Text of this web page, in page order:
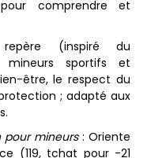
comprendre et
(inspiré du
mineurs sportifs et
être, le respect du
; adapté aux
pour mineurs: Oriente
(119, tchat pour -21